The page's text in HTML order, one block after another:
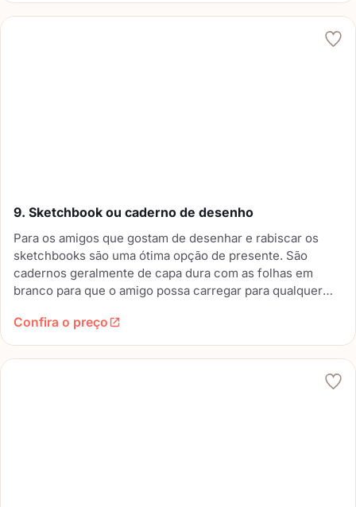
9. Sketchbook ou caderno de desenho
Para os amigos que gostam de desenhar e rabiscar os
sketchbooks são uma ótima opção de presente. São
cadernos geralmente de capa dura com as folhas em
branco para que o amigo possa carregar para qualquer
Confira o preço